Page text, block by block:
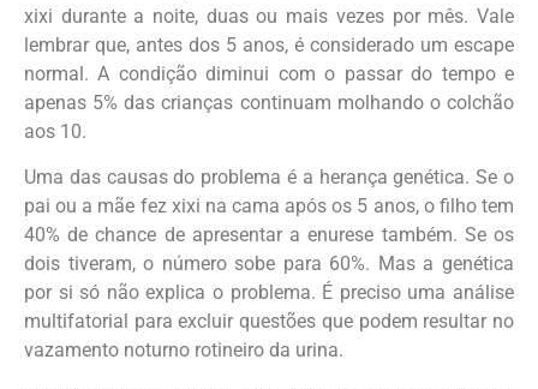
xixi durante a noite, duas ou mais vezes por mês. Vale
lembrar que, antes dos 5 anos, é considerado um escape
normal. A condição diminui com o passar do tempo e
apenas 5% das crianças continuam molhando o colchão
aos 10.
Uma das causas do problema é a herança genética. Se o
pai ou a mãe fez xixi na cama após os 5 anos, o filho tem
40% de chance de apresentar a enurese também. Se os
dois tiveram, o número sobe para 60%. Mas a genética
por si só não explica o problema. É preciso uma análise
multifatorial para excluir questões que podem resultar no
vazamento noturno rotineiro da urina.